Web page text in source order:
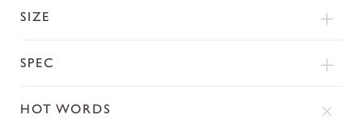
SIZE
SPEC
HOT WORDS